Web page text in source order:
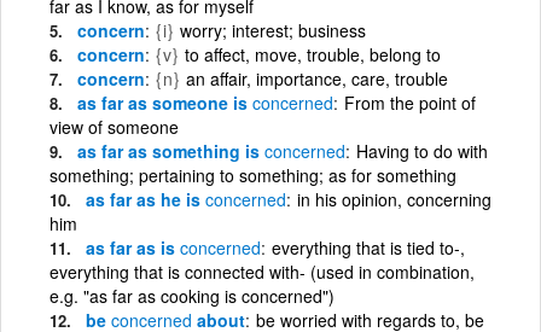
far as I know, as for myself
concern {i} worry; interest; business
concern {v} to affect, move, trouble, belong to
concern {n} an affair, importance, care, trouble
as far as someone is concerned From the point of
view of someone
as far as something is concerned Having to do with
something; pertaining to something; as for something
as far as he is concerned in his opinion, concerning
him
as far as is concerned everything that is tied to-,
everything that is connected with- (used in combination,
e.g. "as far as cooking is concerned")
be concerned about be worried with regards to, be